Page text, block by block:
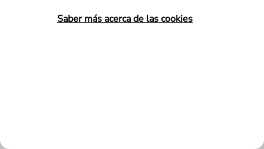
Saber más acerca de las cookies
tus páginas